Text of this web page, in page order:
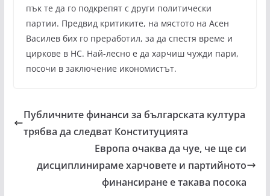
пък те да го подкрепят с други политически
партии. Предвид критиките, на мястото на Асен
Василев бих го преработил, за да спестя време и
циркове в НС. Най-лесно е да харчиш чужди пари,
посочи в заключение икономистът.
Публичните финанси за българската култура
трябва да следват Конституцията
Европа очаква да чуе, че ще си
дисциплинираме харчовете и партийното
финансиране е такава посока